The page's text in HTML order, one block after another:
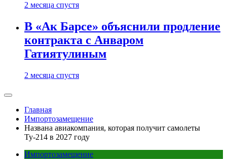
2 месяца спустя
В «Ак Барсе» объяснили продление
контракта с Анваром
Гатиятулиным
2 месяца спустя
Главная
Импортозамещение
Названа авиакомпания, которая получит самолеты
Ту-214 в 2027 году
Импортозамещение